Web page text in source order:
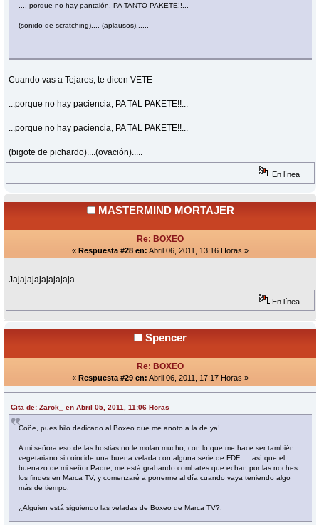
.... porque no hay pantalón, PA TANTO PAKETE!!...
(sonido de scratching).... (aplausos)......
Cuando vas a Tejares, te dicen VETE
...porque no hay paciencia, PA TAL PAKETE!!...
...porque no hay paciencia, PA TAL PAKETE!!...
(bigote de pichardo)....(ovación).....
En línea
MASTERMIND MORTAJER
Re: BOXEO
« Respuesta #28 en: Abril 06, 2011, 13:16 Horas »
Jajajajajajajajaja
En línea
Spencer
Re: BOXEO
« Respuesta #29 en: Abril 06, 2011, 17:17 Horas »
Cita de: Zarok_ en Abril 05, 2011, 11:06 Horas
Coñe, pues hilo dedicado al Boxeo que me anoto a la de ya!.
A mi señora eso de las hostias no le molan mucho, con lo que me hace ser también
vegetariano si coincide una buena velada con alguna serie de FDF..... así que el
buenazo de mi señor Padre, me está grabando combates que echan por las noches
los findes en Marca TV, y comenzaré a ponerme al día cuando vaya teniendo algo
más de tiempo.
¿Alguien está siguiendo las veladas de Boxeo de Marca TV?.